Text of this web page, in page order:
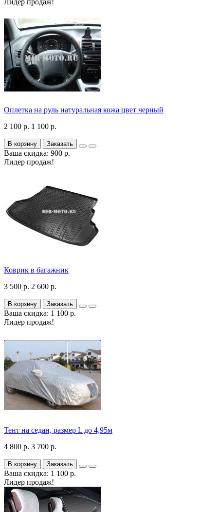
Лидер продаж!
Оплетка на руль натуральная кожа цвет черный
2 100 р. 1 100 р.
В корзину Заказать
Ваша скидка: 900 р.
Лидер продаж!
Коврик в багажник
3 500 р. 2 600 р.
В корзину Заказать
Ваша скидка: 1 100 р.
Лидер продаж!
Тент на седан, размер L до 4,95м
4 800 р. 3 700 р.
В корзину Заказать
Ваша скидка: 1 100 р.
Лидер продаж!